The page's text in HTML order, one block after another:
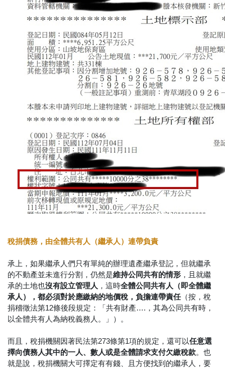
稅捐債務，由全體共有人（繼承人）連帶負責
承上，如果繼承人們只有單純的辦理遺產繼承登記，但就繼承
的不動產並未進行分割，仍然是維持公同共有的情形 ，且就繼
承的土地也沒有設立管理人 ，這時全體公同共有人（即全體繼
承人），都必須對於應繳納的地價稅，負擔連帶責任（按，稅
捐稽徵法第12條後段規定：「共有財產….，其為公同共有時，
以全體共有人為納稅義務人。」）。
而且，稅捐機關因著民法第273條第1項的規定，還可以任意選
擇向債務人其中的一人、數人或是全體請求支付欠繳稅款。也
就是說，稅捐機關大可擇定有有錢、且方便找到的繼承人，要